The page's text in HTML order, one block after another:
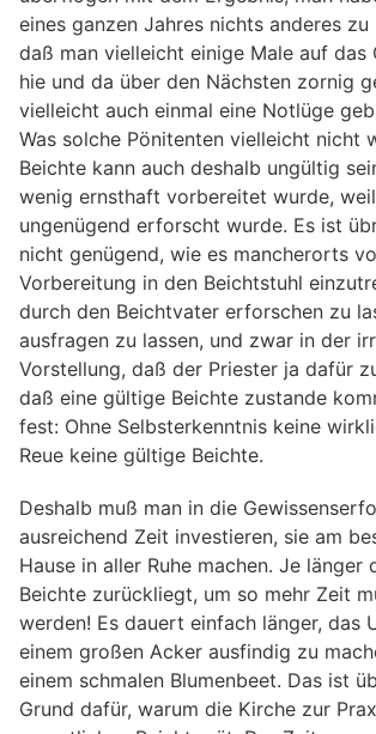
eines ganzen Jahres nichts anderes
daß man vielleicht einige Male auf das
hie und da über den Nächsten zornig
vielleicht auch einmal eine Notlüge
Was solche Pönitenten vielleicht nicht
Beichte kann auch deshalb ungültig
wenig ernsthaft vorbereitet wurde,
ungenügend erforscht wurde. Es ist
nicht genügend, wie es mancherorts
Vorbereitung in den Beichtstuhl
durch den Beichtvater erforschen zu
ausfragen zu lassen, und zwar in der
Vorstellung, daß der Priester ja dafür
daß eine gültige Beichte zustande
fest: Ohne Selbsterkenntnis keine
Reue keine gültige Beichte.
Deshalb muß man in die
ausreichend Zeit investieren, sie am
Hause in aller Ruhe machen. Je länger
Beichte zurückliegt, um so mehr Zeit
werden! Es dauert einfach länger, das
einem großen Acker ausfindig zu
einem schmalen Blumenbeet. Das ist
Grund dafür, warum die Kirche zur